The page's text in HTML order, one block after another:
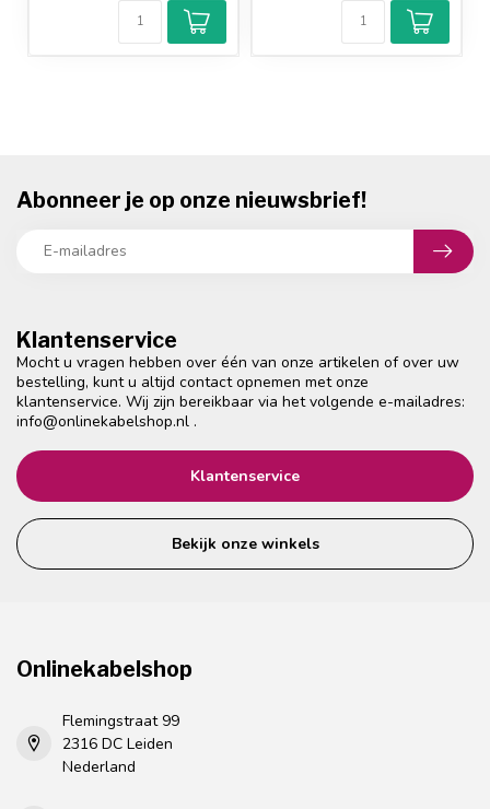
Klantenservice
Mocht u vragen hebben over één van onze artikelen of over uw
bestelling, kunt u altijd contact opnemen met onze
klantenservice. Wij zijn bereikbaar via het volgende e-mailadres:
info@onlinekabelshop.nl .
Klantenservice
Bekijk onze winkels
Abonneer je op onze nieuwsbrief!
Onlinekabelshop
Flemingstraat 99
2316 DC Leiden
Nederland